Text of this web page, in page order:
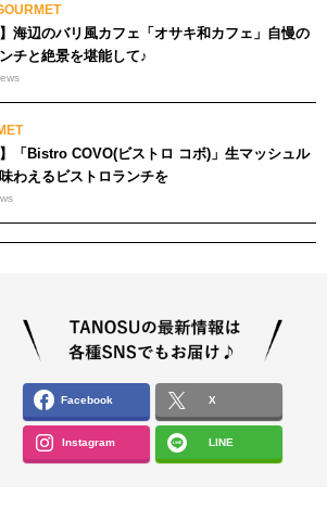
】海辺のバリ風カフェ「オサキ和カフェ」自慢の
チと絶景を堪能して♪
】「Bistro COVO(ビストロ コボ)」生マッシュル
わえるビストロランチを
Facebook X
Instagram LINE